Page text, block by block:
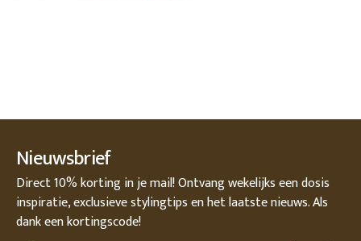
Nieuwsbrief
Direct 10% korting in je mail! Ontvang wekelijks een dosis
inspiratie, exclusieve stylingtips en het laatste nieuws. Als
dank een kortingscode!